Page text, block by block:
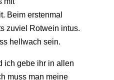
Beim erstenmal
zuviel Rotwein intus.
hellwach sein.
ich gebe ihr in allen
muss man meine